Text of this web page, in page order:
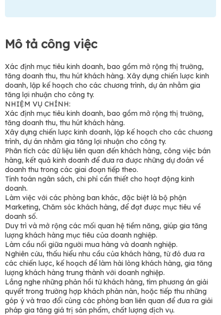
Mô tả công việc
Xác định mục tiêu kinh doanh, bao gồm mở rộng thị trường,
tăng doanh thu, thu hút khách hàng. Xây dựng chiến lược kinh
doanh, lập kế hoạch cho các chương trình, dự án nhằm gia
tăng lợi nhuận cho công ty.
NHIỆM VỤ CHÍNH:
Xác định mục tiêu kinh doanh, bao gồm mở rộng thị trường,
tăng doanh thu, thu hút khách hàng.
Xây dựng chiến lược kinh doanh, lập kế hoạch cho các chương
trình, dự án nhằm gia tăng lợi nhuận cho công ty.
Phân tích các dữ liệu liên quan đến khách hàng, công việc bán
hàng, kết quả kinh doanh để đưa ra được những dự đoán về
doanh thu trong các giai đoạn tiếp theo.
Tính toán ngân sách, chi phí cần thiết cho hoạt động kinh
doanh.
Làm việc với các phòng ban khác, đặc biệt là bộ phận
Marketing, Chăm sóc khách hàng, để đạt được mục tiêu về
doanh số.
Duy trì và mở rộng các mối quan hệ tiềm năng, giúp gia tăng
lượng khách hàng mục tiêu của doanh nghiệp.
Làm cầu nối giữa người mua hàng và doanh nghiệp.
Nghiên cứu, thấu hiểu nhu cầu của khách hàng, từ đó đưa ra
các chiến lược, kế hoạch để làm hài lòng khách hàng, gia tăng
lượng khách hàng trung thành với doanh nghiệp.
Lắng nghe những phản hồi từ khách hàng, tìm phương án giải
quyết trong trường hợp khách phàn nàn, hoặc tiếp thu những
góp ý và trao đổi cùng các phòng ban liên quan để đưa ra giải
pháp gia tăng giá trị sản phẩm, chất lượng dịch vụ.